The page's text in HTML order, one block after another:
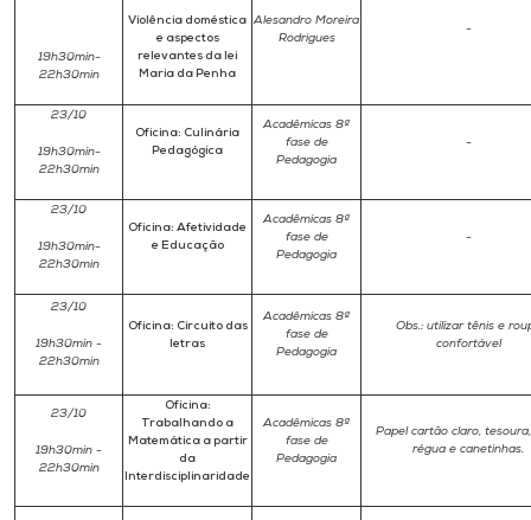
19h30min-
22h30min
Violência doméstica
e aspectos
relevantes da lei
Maria da Penha
Alesandro Moreira
Rodrigues
-
23/10
19h30min-
22h30min
Oficina: Culinária
Pedagógica
Acadêmicas 8ª
fase de
Pedagogia
-
23/10
19h30min-
22h30min
Oficina: Afetividade
e Educação
Acadêmicas 8ª
fase de
Pedagogia
-
23/10
19h30min -
22h30min
Oficina: Circuito das
letras
Acadêmicas 8ª
fase de
Pedagogia
Obs.: utilizar tênis e
confortável
23/10
19h30min -
22h30min
Oficina:
Trabalhando a
Matemática a partir
da
Interdisciplinaridade
Acadêmicas 8ª
fase de
Pedagogia
Papel cartão claro, tesoura,
régua e canetinhas.